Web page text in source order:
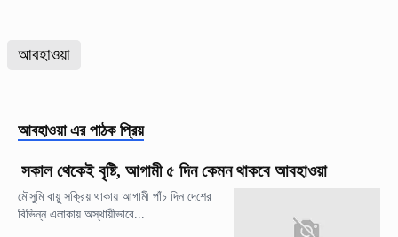
আবহাওয়া
আবহাওয়া এর পাঠক প্রিয়
সকাল থেকেই বৃষ্টি, আগামী ৫ দিন কেমন থাকবে আবহাওয়া
মৌসুমি বায়ু সক্রিয় থাকায় আগামী পাঁচ দিন দেশের
বিভিন্ন এলাকায় অস্থায়ীভাবে...